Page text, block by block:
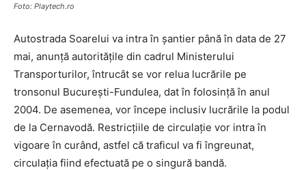
Foto: Playtech.ro
Autostrada Soarelui va intra în șantier până în data de 27
mai, anunță autoritățile din cadrul Ministerului
Transporturilor, întrucât se vor relua lucrările pe
tronsonul București-Fundulea, dat în folosință în anul
2004. De asemenea, vor începe inclusiv lucrările la podul
de la Cernavodă. Restricțiile de circulație vor intra în
vigoare în curând, astfel că traficul va fi îngreunat,
circulația fiind efectuată pe o singură bandă.